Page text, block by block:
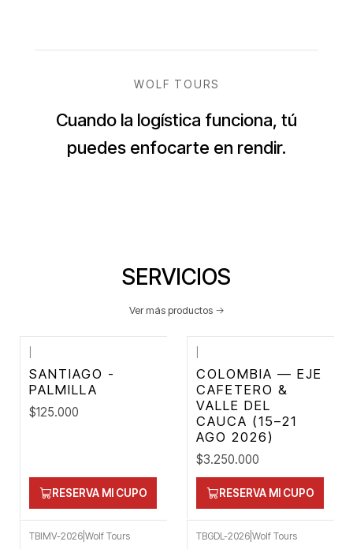
WOLF TOURS
Cuando la logística funciona, tú
puedes enfocarte en rendir.
SERVICIOS
Ver más productos
SANTIAGO -
PALMILLA
$125.000
RESERVA MI CUPO
COLOMBIA — EJE
CAFETERO &
VALLE DEL
CAUCA (15–21
AGO 2026)
$3.250.000
RESERVA MI CUPO
TBIMV-2026 Wolf Tours TBGDL-2026 Wolf Tours